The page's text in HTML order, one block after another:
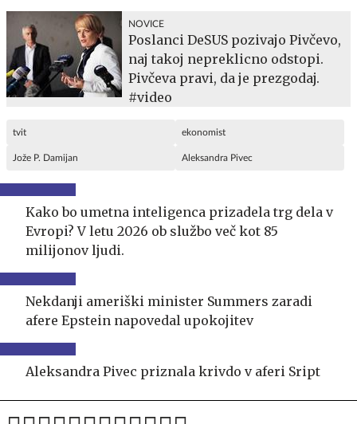
NOVICE
Poslanci DeSUS pozivajo Pivčevo,
naj takoj nepreklicno odstopi.
Pivčeva pravi, da je prezgodaj.
#video
tvit ekonomist
Jože P. Damijan Aleksandra Pivec
Kako bo umetna inteligenca prizadela trg dela v
Evropi? V letu 2026 ob službo več kot 85
milijonov ljudi.
Nekdanji ameriški minister Summers zaradi
afere Epstein napovedal upokojitev
Aleksandra Pivec priznala krivdo v aferi Sript